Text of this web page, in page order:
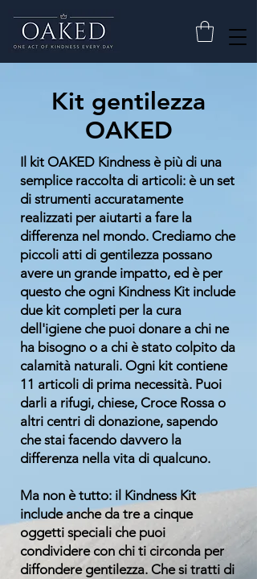
Kit gentilezza
OAKED
Il kit OAKED Kindness è più di una
semplice raccolta di articoli: è un set
di strumenti accuratamente
realizzati per aiutarti a fare la
differenza nel mondo. Crediamo che
piccoli atti di gentilezza possano
avere un grande impatto, ed è per
questo che ogni Kindness Kit include
due kit completi per la cura
dell'igiene che puoi donare a chi ne
ha bisogno o a chi è stato colpito da
calamità naturali. Ogni kit contiene
11 articoli di prima necessità. Puoi
darli a rifugi, chiese, Croce Rossa o
altri centri di donazione, sapendo
che stai facendo davvero la
differenza nella vita di qualcuno.
Ma non è tutto: il Kindness Kit
include anche da tre a cinque
oggetti speciali che puoi
condividere con chi ti circonda per
diffondere gentilezza. Che si tratti di